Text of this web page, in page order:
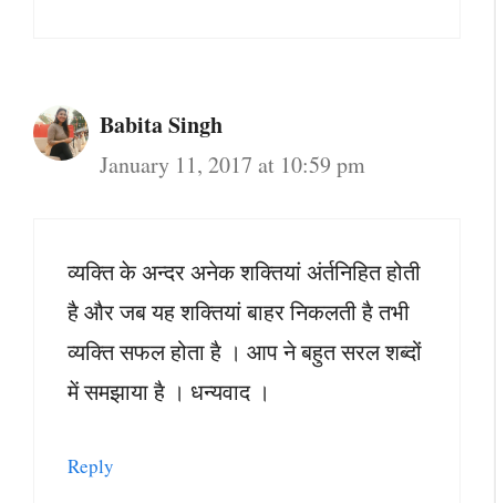
Babita Singh
January 11, 2017 at 10:59 pm
व्यक्ति के अन्दर अनेक शक्तियां अंर्तनिहित होती
है और जब यह शक्तियां बाहर निकलती है तभी
व्यक्ति सफल होता है । आप ने बहुत सरल शब्दों
में समझाया है । धन्यवाद ।
Reply